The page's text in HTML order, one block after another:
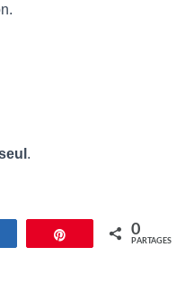
.
Épingle 0
PARTAGES